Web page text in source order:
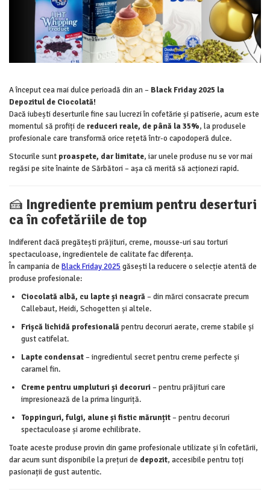
A început cea mai dulce perioadă din an – Black Friday 2025 la
Depozitul de Ciocolată!
Dacă iubești deserturile fine sau lucrezi în cofetărie și patiserie, acum este
momentul să profiți de reduceri reale, de până la 35%, la produsele
profesionale care transformă orice rețetă într-o capodoperă dulce.
Stocurile sunt proaspete, dar limitate, iar unele produse nu se vor mai
regăsi pe site înainte de Sărbători – așa că merită să acționezi rapid.
🍰 Ingrediente premium pentru deserturi
ca în cofetăriile de top
Indiferent dacă pregătești prăjituri, creme, mousse-uri sau torturi
spectaculoase, ingredientele de calitate fac diferența.
În campania de Black Friday 2025 găsești la reducere o selecție atentă de
produse profesionale:
Ciocolată albă, cu lapte și neagră – din mărci consacrate precum
Callebaut, Heidi, Schogetten și altele.
Frișcă lichidă profesională pentru decoruri aerate, creme stabile și
gust catifelat.
Lapte condensat– ingredientul secret pentru creme perfecte și
caramel fin.
Creme pentru umpluturi și decoruri – pentru prăjituri care
impresionează de la prima linguriță.
Toppinguri, fulgi, alune și fistic mărunțit– pentru decoruri
spectaculoase și arome echilibrate.
Toate aceste produse provin din game profesionale utilizate și în cofetării,
dar acum sunt disponibile la prețuri de depozit, accesibile pentru toți
pasionații de gust autentic.